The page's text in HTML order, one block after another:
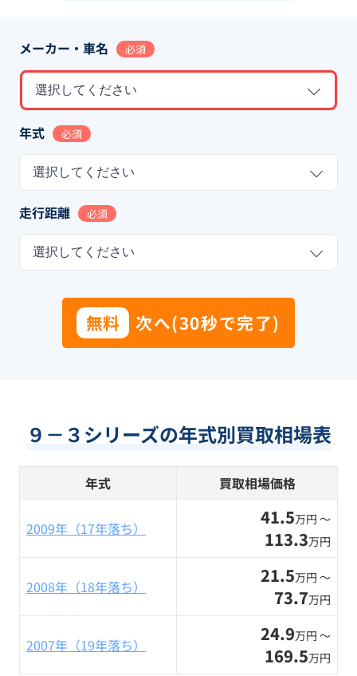
メーカー・車名 必須
選択してください
年式 必須
選択してください
走行距離 必須
選択してください
無料 次へ(30秒で完了)
９－３シリーズの年式別買取相場表
年式 買取相場価格
2009年（17年落ち） 41.5万円 〜
113.3万円
2008年（18年落ち） 21.5万円 〜
73.7万円
2007年（19年落ち） 24.9万円 〜
169.5万円